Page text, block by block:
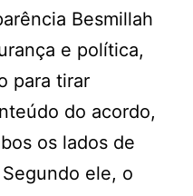
Besmillah
e política,
para tirar
do acordo,
os lados de
ele, o